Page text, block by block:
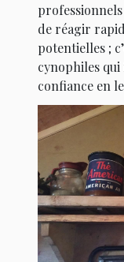
de réagir
potentielles ;
cynophiles
confiance en